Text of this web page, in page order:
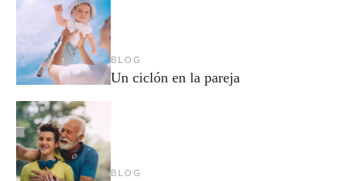
BLOG
Un ciclón en la pareja
BLOG